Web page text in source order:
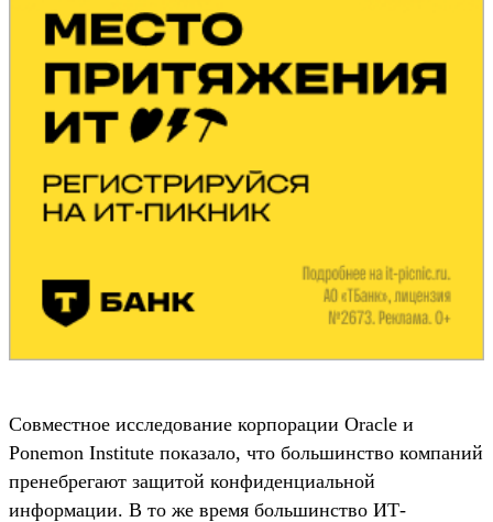
Совместное исследование корпорации Oracle и
Ponemon Institute показало, что большинство компаний
пренебрегают защитой конфиденциальной
информации. В то же время большинство ИТ-